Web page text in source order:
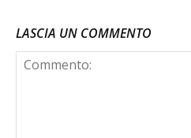
LASCIA UN COMMENTO